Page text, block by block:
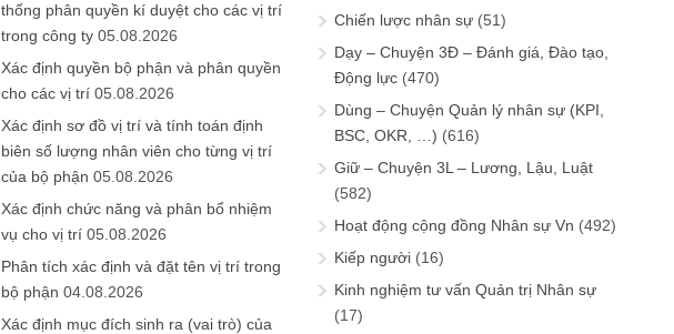
thống phân quyền kí duyệt cho các vị trí
trong công ty 05.08.2026
Xác định quyền bộ phận và phân quyền
cho các vị trí 05.08.2026
Xác định sơ đồ vị trí và tính toán định
biên số lượng nhân viên cho từng vị trí
của bộ phận 05.08.2026
Xác định chức năng và phân bổ nhiệm
vụ cho vị trí 05.08.2026
Phân tích xác định và đặt tên vị trí trong
bộ phận 04.08.2026
Xác định mục đích sinh ra (vai trò) của
Chiến lược nhân sự (51)
Dạy – Chuyện 3Đ – Đánh giá, Đào tạo,
Động lực (470)
Dùng – Chuyện Quản lý nhân sự (KPI,
BSC, OKR, …) (616)
Giữ – Chuyện 3L – Lương, Lậu, Luật
(582)
Hoạt động cộng đồng Nhân sự Vn (492)
Kiếp người (16)
Kinh nghiệm tư vấn Quản trị Nhân sự
(17)